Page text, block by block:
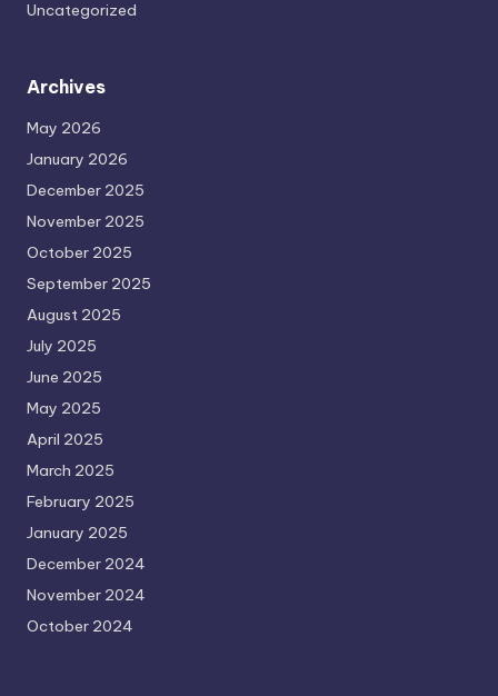
Uncategorized
Archives
May 2026
January 2026
December 2025
November 2025
October 2025
September 2025
August 2025
July 2025
June 2025
May 2025
April 2025
March 2025
February 2025
January 2025
December 2024
November 2024
October 2024